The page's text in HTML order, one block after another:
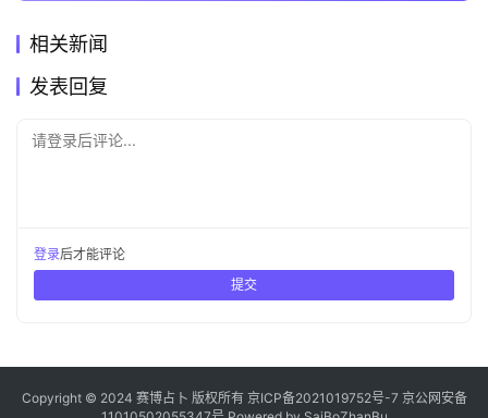
相关新闻
发表回复
请登录后评论...
登录后才能评论
提交
Copyright © 2024 赛博占卜 版权所有 京ICP备2021019752号-7 京公网安备